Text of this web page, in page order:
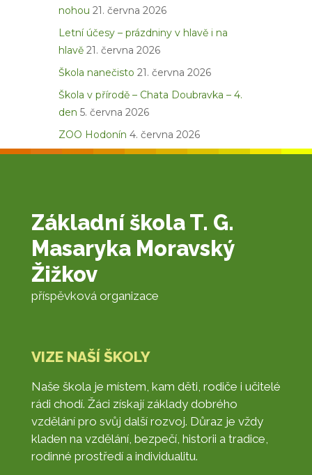
nohou 21. června 2026
Letní účesy – prázdniny v hlavě i na
hlavě 21. června 2026
Škola nanečisto 21. června 2026
Škola v přírodě – Chata Doubravka – 4.
den 5. června 2026
ZOO Hodonín 4. června 2026
Základní škola T. G.
Masaryka Moravský
Žižkov
příspěvková organizace
VIZE NAŠÍ ŠKOLY
Naše škola je místem, kam děti, rodiče i učitelé
rádi chodí. Žáci získají základy dobrého
vzdělání pro svůj další rozvoj. Důraz je vždy
kladen na vzdělání, bezpečí, historii a tradice,
rodinné prostředí a individualitu.